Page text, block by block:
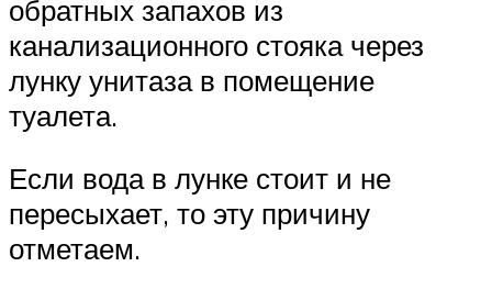
обратных запахов из
канализационного стояка через
лунку унитаза в помещение
туалета.
Если вода в лунке стоит и не
пересыхает, то эту причину
отметаем.